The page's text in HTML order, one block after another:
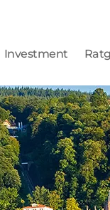
Investment